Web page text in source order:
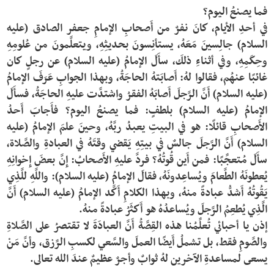
في أحدِ الأيام، كانَ نفرٌ من أَصحابِ الإمامِ جعفر الصادق (عليه
السلام) جالِسينَ مَعَهُ، يستأنِسونَ بحديثِهِ، ويتعلَّمونَ من عُلومِهِ
وحِكَمِهِ، وفي أثناءِ ذلكَ، سأَلَ الإمامُ (عليه السلام) عن رجلٍ كان
غائبًا عنهُم، فقالوا لهُ: أَصابَتهُ الحاجَةُ، وبهذا الجوابِ عَرَفَ الإمامُ
(عليه السلام) أَنَّ الرَّجلَ أَصابَهُ الفقرُ واشتدَّت عليهِ الحاجَةُ، فسأَلَ
الأَصحابِ قائلًا: هو في البيتِ يعبدُ ربَّهُ، وحينَ علمَ الإمامُ (عليه
السلام) أَنَّ الرَّجلَ جالسٌ في بيتِهِ يَقضي وقتَهُ في العبادةِ والصَّلاة،
سأَلَ مُتعجِّبًا: فمن أَين قُوتُهُ؟ فردَّ عليهِ الأَصحابُ: إِنَّ بعضَ إِخوانِهِ
يُعطونَهُ الطَّعامَ ويُساعِدونَهُ، فقالَ الإمامُ (عليه السلام): واللَّهِ للَّذِي
يَقُوتُهُ أَشدُّ عبادةً منهُ، وبهذا الكلامِ أَكَّد الإمامُ (عليه السلام) أَنَّ
إذن يا أحبائي تُعلِّمُنا هذه القِصَّةُ أَنَّ العبادَةَ لا تقتصرُ على الصَّلاةِ
والصَّومِ فقط، بل تشملُ أَيضًا العملَ والسَّعي لكسبِ الرِّزق، وأنَّ مَنْ